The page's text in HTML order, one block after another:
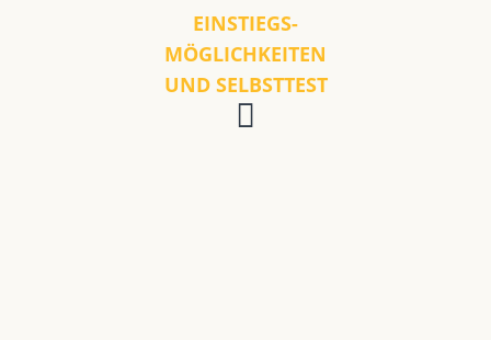
EINSTIEGS-
MÖGLICHKEITEN
UND SELBSTTEST